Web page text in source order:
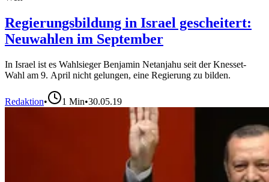
Regierungsbildung in Israel gescheitert:
Neuwahlen im September
In Israel ist es Wahlsieger Benjamin Netanjahu seit der Knesset-
Wahl am 9. April nicht gelungen, eine Regierung zu bilden.
Redaktion• 1 Min•30.05.19